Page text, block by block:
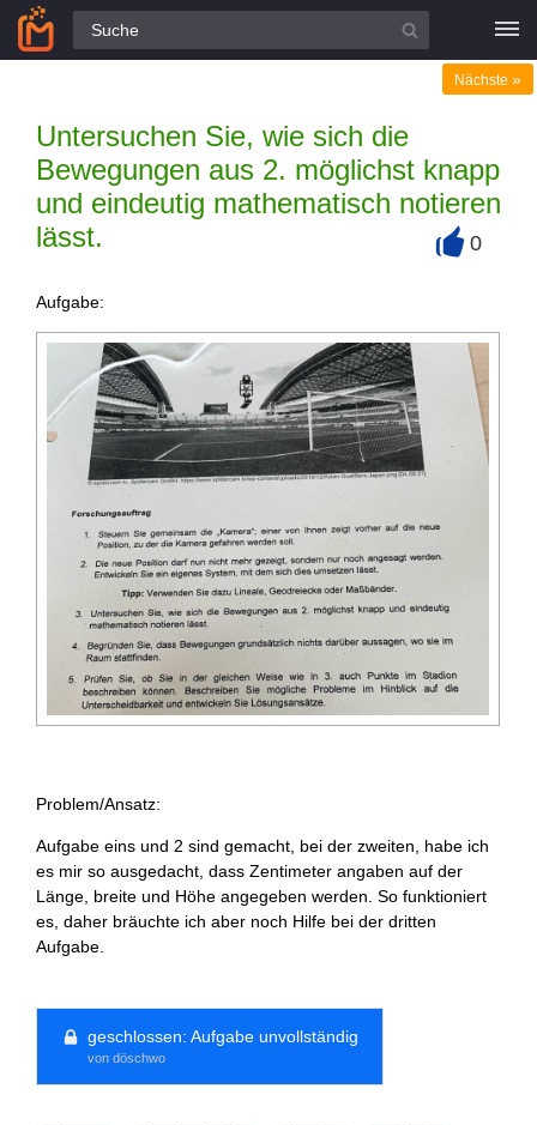
Alle Fragen
Untersuchen Sie, wie sich die
Bewegungen aus 2. möglichst knapp
und eindeutig mathematisch notieren
lässt.
Nächste »
0
Aufgabe:
Problem/Ansatz:
Aufgabe eins und 2 sind gemacht, bei der zweiten, habe ich
es mir so ausgedacht, dass Zentimeter angaben auf der
Länge, breite und Höhe angegeben werden. So funktioniert
es, daher bräuchte ich aber noch Hilfe bei der dritten
Aufgabe.
geschlossen: Aufgabe unvollständig
von döschwo